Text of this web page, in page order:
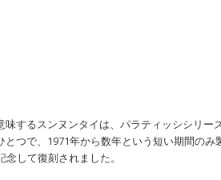
味するスンヌンタイは、パラティッシシリー
とつで、1971年から数年という短い期間のみ
して復刻されました。